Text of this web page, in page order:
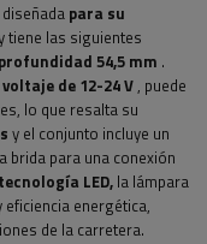
diseñadapara su
tiene las siguientes
54,5 mm .
de 12-24 V, puede
lo que resalta su
y el conjunto incluye un
brida para una conexión
tecnología LED, la lámpara
energética,
de la carretera.